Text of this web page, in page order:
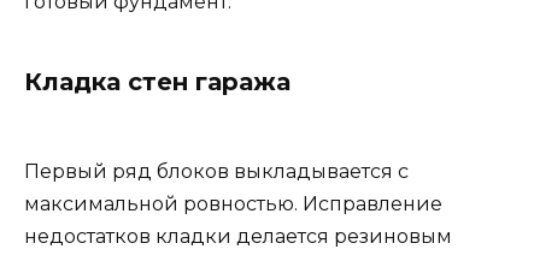
Кладка стен гаража
Первый ряд блоков выкладывается с
максимальной ровностью. Исправление
недостатков кладки делается резиновым